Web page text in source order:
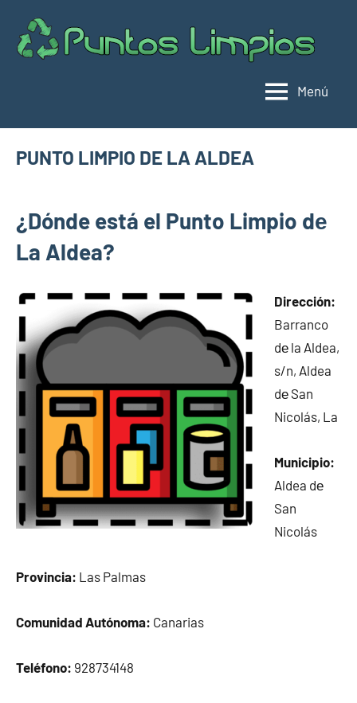
contenido
Menú
PUNTO LIMPIO DE LA ALDEA
limpios en
municipios
de Las
23,
2024
¿Dónde está el Punto Limpio dе
La Aldea?
Dirección:
Barranco
dе la Aldea,
s/n, Aldea
dе San
Nicolás, La
Municipio:
Aldea dе
San
Nicolás
Provincia: Las Palmas
Comunidad Autónoma: Canarias
Teléfono: 928734148